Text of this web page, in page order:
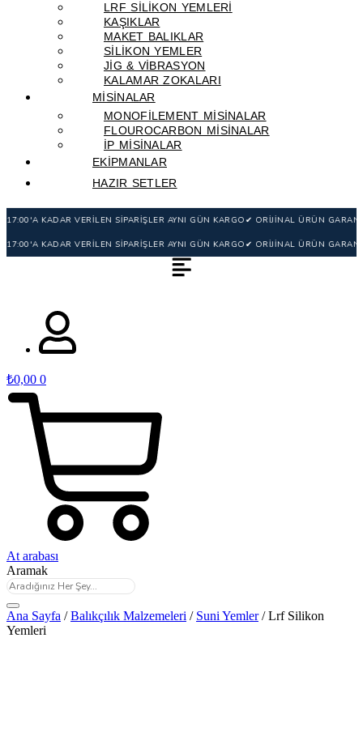
LRF SILIKON YEMLERI
KAŞIKLAR
MAKET BALIKLAR
SILIKON YEMLER
JIG & VIBRASYON
KALAMAR ZOKALARI
MİSİNALAR
MONOFILEMENT MISINALAR
FLOUROCARBON MISINALAR
IP MISINALAR
EKİPMANLAR
HAZIR SETLER
3.500TL ÜZERİ ÜCRETSİZ KARGO⏰ 17:00'A KADAR VERİLEN SİPARİŞLER AYNI
3.500TL ÜZERİ ÜCRETSİZ KARGO⏰ 17:00'A KADAR VERİLEN SİPARİŞLER AYNI
₺0,00 0
At arabası
Aramak
Ana Sayfa /Balıkçılık Malzemeleri / Suni Yemler/ Lrf Silikon
Yemleri